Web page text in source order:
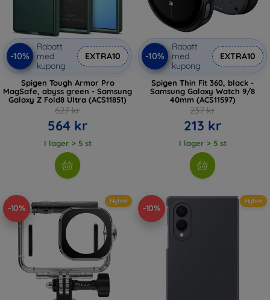
-10%
Rabatt
med
kupong
EXTRA10
Spigen Tough Armor Pro
MagSafe, abyss green - Samsung
Galaxy Z Fold8 Ultra (ACS11851)
627 kr
564 kr
I lager > 5 st
-10%
Rabatt
med
kupong
EXTRA10
Spigen Thin Fit 360, black -
Samsung Galaxy Watch 9/8
40mm (ACS11597)
237 kr
213 kr
I lager > 5 st
-10%
Nyhet
-10%
Nyhet